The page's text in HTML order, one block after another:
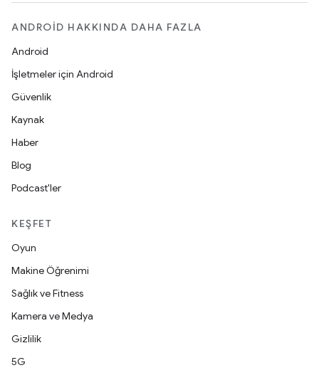
ANDROID HAKKINDA DAHA FAZLA
Android
İşletmeler için Android
Güvenlik
Kaynak
Haber
Blog
Podcast'ler
KEŞFET
Oyun
Makine Öğrenimi
Sağlık ve Fitness
Kamera ve Medya
Gizlilik
5G